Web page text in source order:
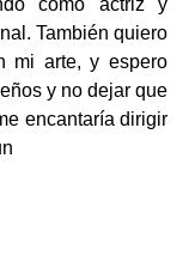
También quiero
mi arte, y espero
y no dejar que
encantaría dirigir